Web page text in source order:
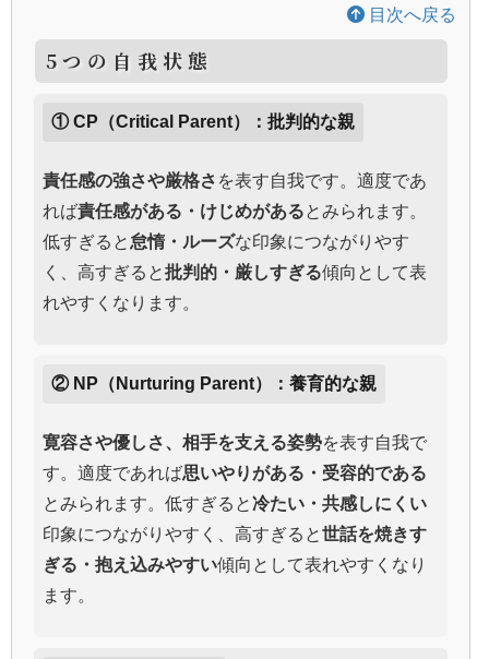
目次へ戻る
5つの自我状態
① CP（Critical Parent）：批判的な親
責任感の強さや厳格さ を表す自我です。適度であ
れば責任感がある・けじめがあるとみられます。
低すぎると 怠惰・ルーズな印象につながりやす
く、高すぎると批判的・厳しすぎる傾向として表
れやすくなります。
② NP（Nurturing Parent）：養育的な親
寛容さや優しさ、相手を支える姿勢を表す自我で
す。適度であれば思いやりがある・受容的である
とみられます。低すぎると冷たい・共感しにくい
印象につながりやすく、高すぎると世話を焼きす
ぎる・抱え込みやすい傾向として表れやすくなり
ます。